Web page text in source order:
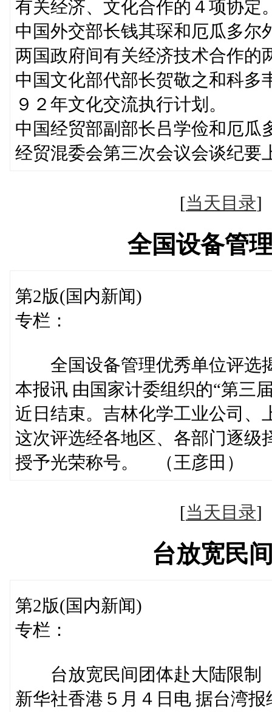
有关经济、文化合作的４项协定
中国外交部长钱其琛和厄瓜多尔
两国政府间有关经济技术合作的
中国文化部代部长贺敬之和科
９２年文化交流执行计划。
中国经贸部副部长吕学俭和厄瓜
经贸混委会第三次会议会谈纪要
[当天目录
全国设备管
第2版(国内新闻)
专栏：
全国设备管理优秀单位评选
本报讯 由国家计委组织的“第三
近日结束。吉林化学工业公司、
这次评选经各地区、各部门逐级
授予光荣称号。 （王彦田）
[当天目录
台放宽民
第2版(国内新闻)
专栏：
台放宽民间团体赴大陆限制
新华社香港５月４日电 据台湾